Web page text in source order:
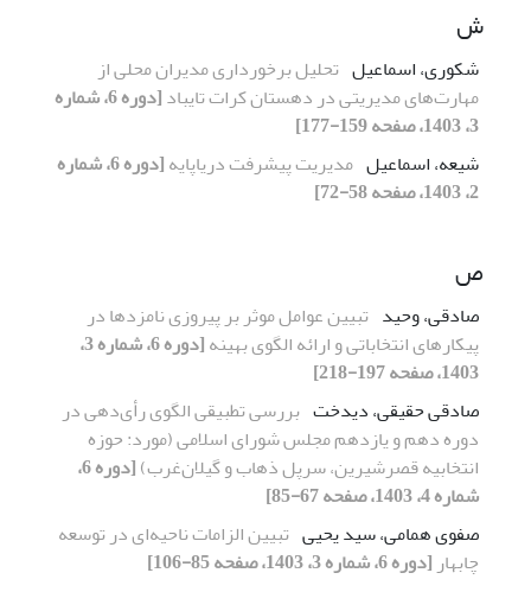
ش
شکوری، اسماعیل تحلیل برخورداری مدیران محلی از
مهارت‌های مدیریتی در دهستان کرات تایباد
[دوره 6، شماره
3، 1403، صفحه 159-177]
شیعه، اسماعیل مدیریت پیشرفت دریاپایه
[دوره 6، شماره
2، 1403، صفحه 58-72]
ص
صادقی، وحید تبیین عوامل موثر بر پیروزی نامزدها در
پیکارهای انتخاباتی و ارائه الگوی بهینه
[دوره 6، شماره 3،
1403، صفحه 197-218]
صادقی حقیقی، دیدخت بررسی تطبیقی الگوی رأی‌دهی در
دوره دهم و یازدهم مجلس شورای اسلامی (مورد: حوزه
انتخابیه قصرشیرین، سرپل ذهاب و گیلان‌غرب)
[دوره 6،
شماره 4، 1403، صفحه 67-85]
صفوی همامی، سید یحیی تبیین الزامات ناحیه‌ای در توسعه
چابهار [دوره 6، شماره 3، 1403، صفحه 85-106]